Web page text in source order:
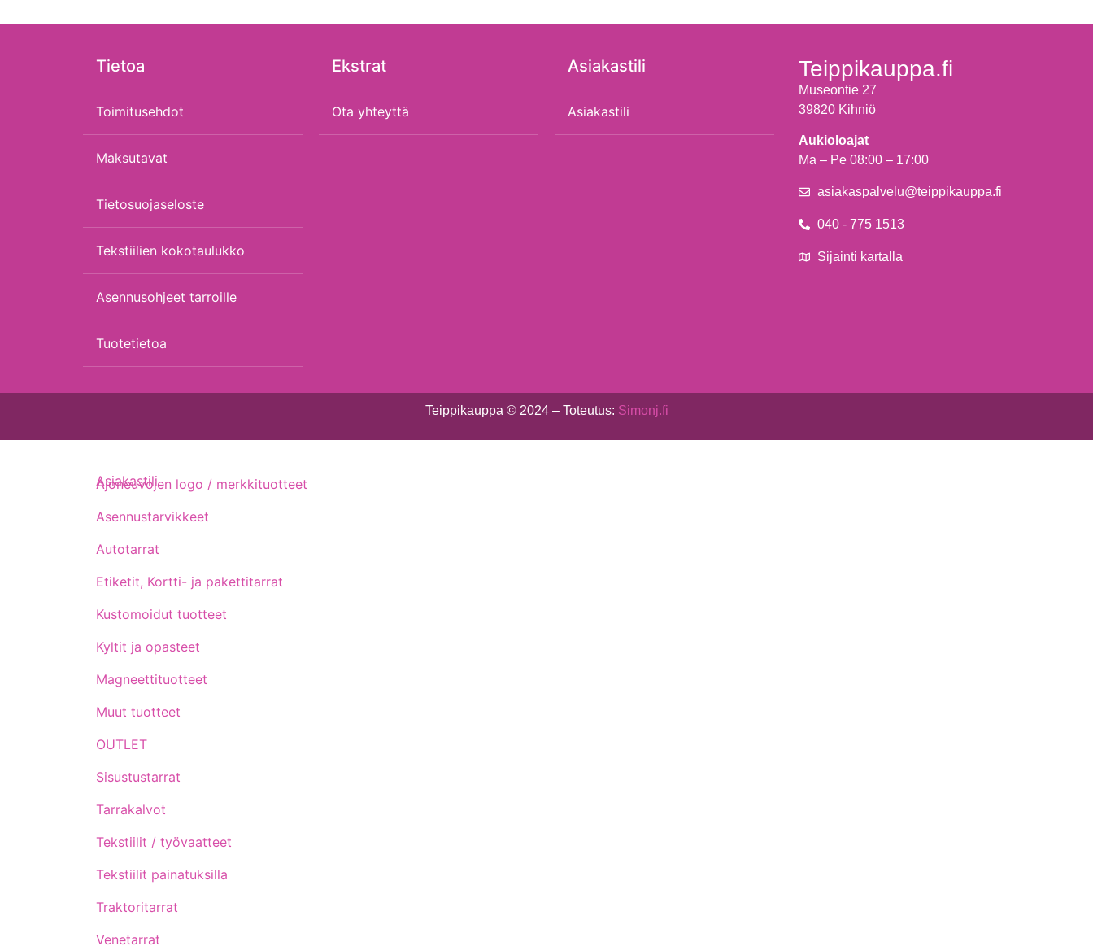
Tietoa
Toimitusehdot
Maksutavat
Tietosuojaseloste
Tekstiilien kokotaulukko
Asennusohjeet tarroille
Tuotetietoa
Ekstrat
Ota yhteyttä
Asiakastili
Asiakastili
Teippikauppa.fi
Museontie 27
39820 Kihniö
Aukioloajat
Ma – Pe 08:00 – 17:00
asiakaspalvelu@teippikauppa.fi
040 - 775 1513
Sijainti kartalla
Teippikauppa © 2024 – Toteutus: Simonj.fi
Ajoneuvojen logo / merkkituotteet
Asennustarvikkeet
Autotarrat
Etiketit, Kortti- ja pakettitarrat
Kustomoidut tuotteet
Kyltit ja opasteet
Magneettituotteet
Muut tuotteet
OUTLET
Sisustustarrat
Tarrakalvot
Tekstiilit / työvaatteet
Tekstiilit painatuksilla
Traktoritarrat
Venetarrat
Asiakastili